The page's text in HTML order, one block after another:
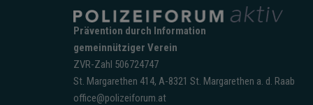
Prävention durch Information
gemeinnütziger Verein
ZVR-Zahl 506724747
St. Margarethen 414, A-8321 St. Margarethen a. d. Raab
office@polizeiforum.at